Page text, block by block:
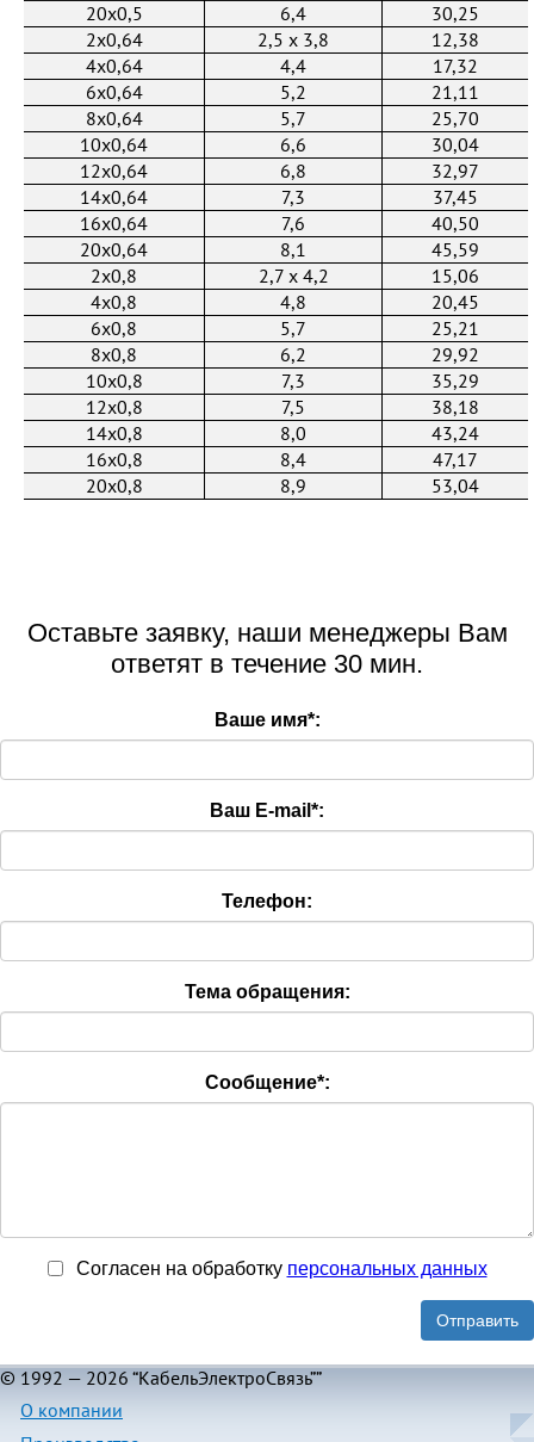
20x0,5
6,4
30,25
2x0,64
2,5 х 3,8
12,38
4x0,64
4,4
17,32
6x0,64
5,2
21,11
8x0,64
5,7
25,70
10x0,64
6,6
30,04
12x0,64
6,8
32,97
14x0,64
7,3
37,45
16x0,64
7,6
40,50
20x0,64
8,1
45,59
2x0,8
2,7 х 4,2
15,06
4x0,8
4,8
20,45
6x0,8
5,7
25,21
8x0,8
6,2
29,92
10x0,8
7,3
35,29
12x0,8
7,5
38,18
14x0,8
8,0
43,24
16x0,8
8,4
47,17
20x0,8
8,9 53,04
Оставьте заявку, наши менеджеры Вам
ответят в течение 30 мин.
Ваше имя*:
Ваш E-mail *:
Телефон:
Тема обращения:
Сообщение*:
Согласен на обработку персональныx данных
Отправить
© 1992 — 2026 “КабельЭлектроСвязь””
О компании